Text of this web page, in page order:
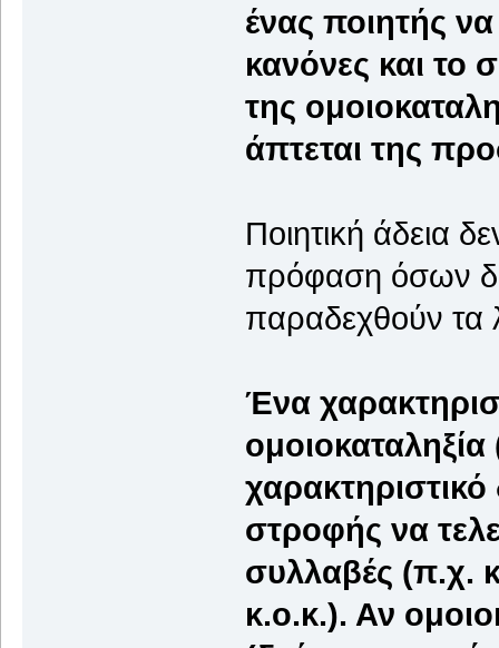
ένας ποιητής
κανόνες και το
της
άπτεται της
Ποιητική άδεια
πρόφαση όσων
παραδεχθούν τα
Ένα
ομοιοκαταληξία
στροφής να
συλλαβές (π.χ.
κ.ο.κ.). Αν